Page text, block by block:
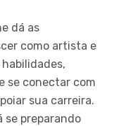
dá as
como artista e
se conectar com
sua carreira.
se preparando